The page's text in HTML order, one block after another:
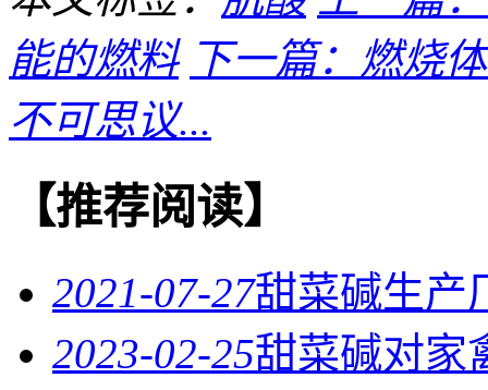
能的燃料 下一篇：燃烧
不可思议...
【推荐阅读】
2021-07-27甜菜碱生产
2023-02-25甜菜碱对家